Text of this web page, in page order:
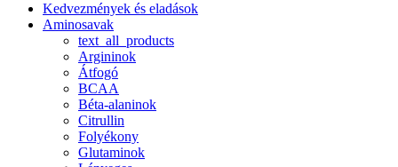
Kedvezmények és eladások
Aminosavak
text_all_products
Argininok
Átfogó
BCAA
Béta-alaninok
Citrullin
Folyékony
Glutaminok